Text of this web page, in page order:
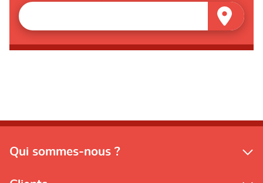
Qui sommes-nous ?